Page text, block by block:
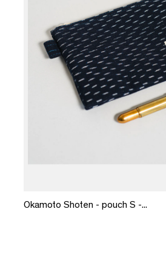
Okamoto Shoten - pouch S -...